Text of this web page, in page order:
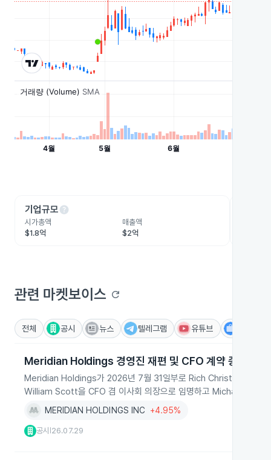
기업규모help
시가총액
$1.8억
매출액
$2억
관련 마켓보이스 refresh
전체 공시 뉴스 텔레그램 유튜브
Meridian Holdings 경영진 재편 및 CFO 계약 종료
Meridian Holdings가 2026년 7월 31일부로 Rich Christensen과
William Scott을 CFO 겸 이사회 의장으로 임명하고 Michael K.
MERIDIAN HOLDINGS INC +4.95%
공시 26.07.29